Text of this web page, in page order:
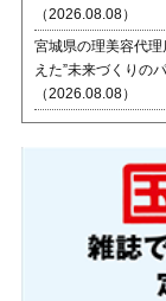
（2026.08.08）
宮城県の理美容代
えた”未来づくりの
（2026.08.08）